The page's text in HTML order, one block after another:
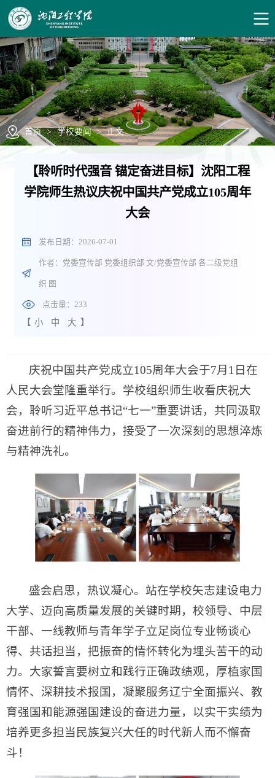
首页 > 学校要闻 > 正文
【聆听时代强音 锚定奋进目标】沈阳工程
学院师生热议庆祝中国共产党成立105周年
大会
发布日期：2026-07-01
作者：党委宣传部 党委组织部 文/党委宣传部 各二级党组
织 图
点击量：233
【 小 中 大 】
庆祝中国共产党成立105周年大会于7月1日在
人民大会堂隆重举行。学校组织师生收看庆祝大
会，聆听习近平总书记“七一”重要讲话，共同汲取
奋进前行的精神伟力，接受了一次深刻的思想淬炼
与精神洗礼。
盛会启思，热议凝心。站在学校矢志建设电力
大学、迈向高质量发展的关键时期，校领导、中层
干部、一线教师与青年学子立足岗位专业畅谈心
得、共话担当，把振奋的情怀转化为埋头苦干的动
力。大家誓言要树立和践行正确政绩观，厚植家国
情怀、深耕技术报国，凝聚服务辽宁全面振兴、教
育强国和能源强国建设的奋进力量，以实干实绩为
培养更多担当民族复兴大任的时代新人而不懈奋
斗！